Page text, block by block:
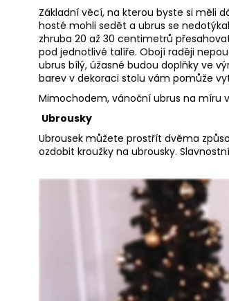
Základní věcí, na kterou byste si měli
hosté mohli sedět a ubrus se
zhruba 20 až 30 centimetrů
pod jednotlivé talíře. Obojí raději
ubrus bílý, úžasné budou doplňky ve
barev v dekoraci stolu vám pomůže
Mimochodem, vánoční ubrus na míru
Ubrousky
Ubrousek můžete prostřít dvěma
ozdobit kroužky na ubrousky.